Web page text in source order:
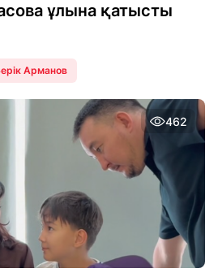
ұлына қатысты
Арманов
462